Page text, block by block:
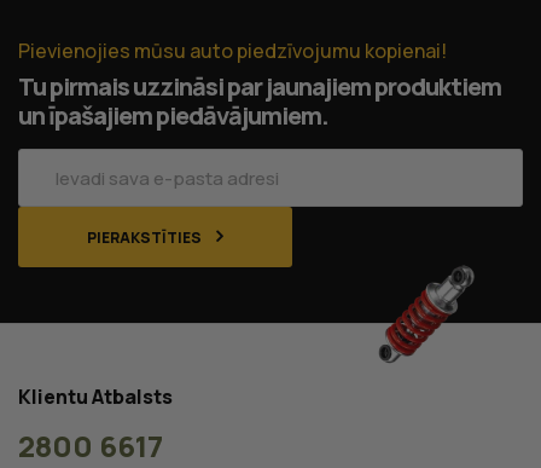
Pievienojies mūsu auto piedzīvojumu kopienai!
Tu pirmais uzzināsi par jaunajiem produktiem
un īpašajiem piedāvājumiem.
PIERAKSTĪTIES
Klientu Atbalsts
2800 6617